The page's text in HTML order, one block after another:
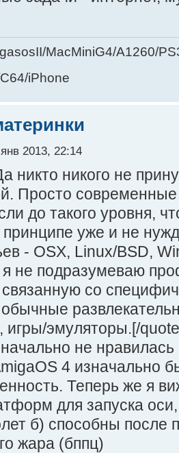
MacMiniG4/A1260/
iPhone
2013, 22:14
никто никого не
Просто
до такого уровня,
принципе уже и не
- OSX, Linux/BSD,
не подразумеваю
связанную со
игры/эмуляторы.[/
не
4 изначально
Теперь же я
для запуска
б) способны после
жара (бппц)